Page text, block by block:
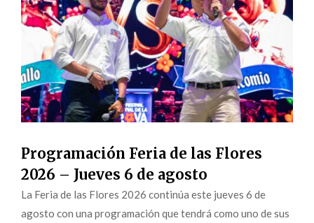
Programación Feria de las Flores
2026 – Jueves 6 de agosto
La Feria de las Flores 2026 continúa este jueves 6 de
agosto con una programación que tendrá como uno de sus